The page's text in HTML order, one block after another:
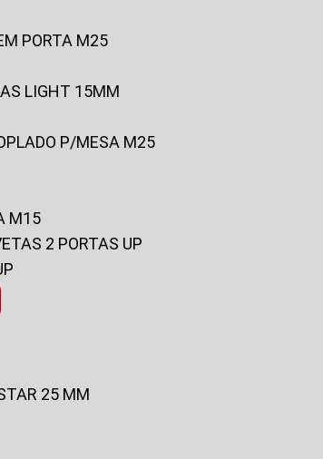
PORTA M25
LIGHT 15MM
P/MESA M25
M15
2 PORTAS UP
25 MM